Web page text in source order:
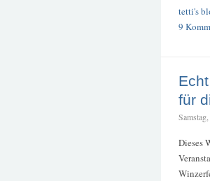
tetti's
9
für
Dieses